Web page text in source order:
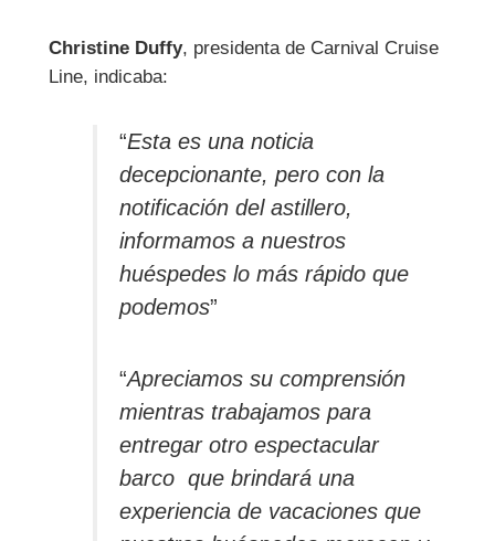
Christine Duffy, presidenta de Carnival Cruise
Line, indicaba:
“Esta es una noticia
decepcionante, pero con la
notificación del astillero,
informamos a nuestros
huéspedes lo más rápido que
podemos”
“Apreciamos su comprensión
mientras trabajamos para
entregar otro espectacular
barco que brindará una
experiencia de vacaciones que